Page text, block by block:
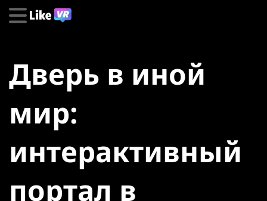
Дверь в иной
мир:
интерактивный
портал в